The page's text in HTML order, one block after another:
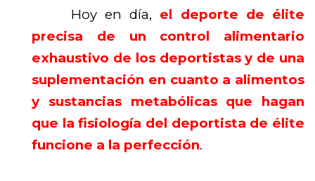
Hoy en día, el deporte de élite
precisa de un control alimentario
exhaustivo de los deportistas y de una
suplementación en cuanto a alimentos
y sustancias metabólicas que hagan
que la fisiología del deportista de élite
funcione a la perfección.